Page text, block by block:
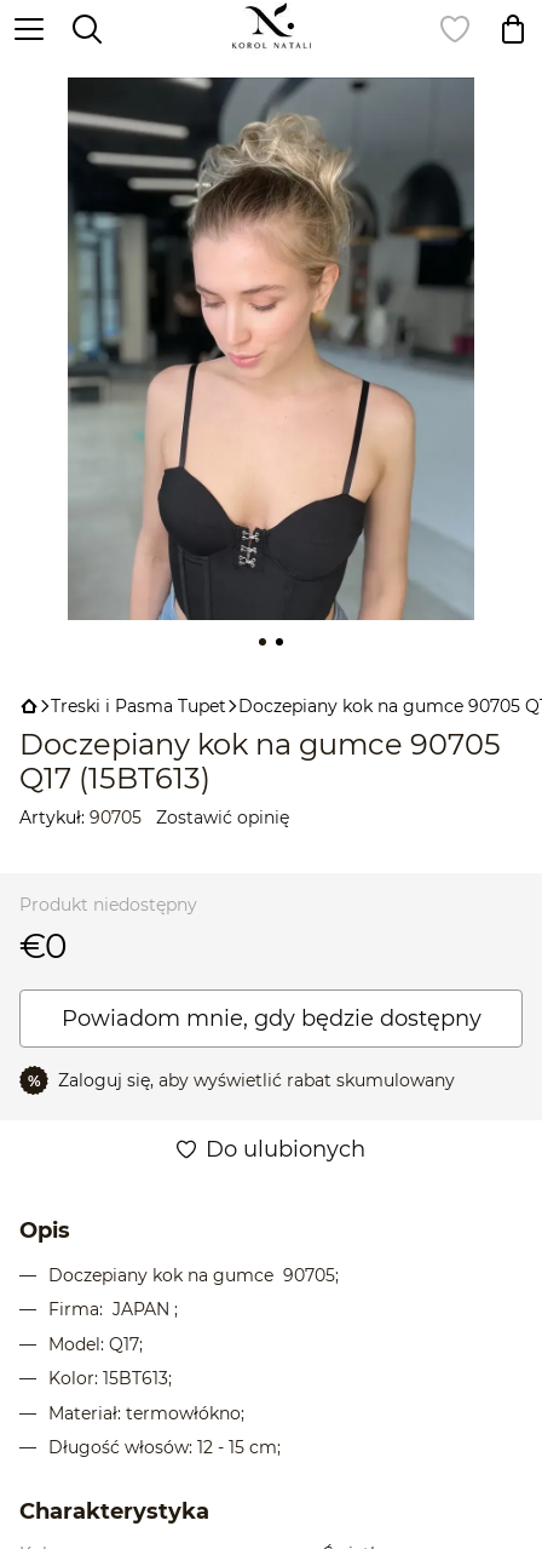
Treski і Pasma Tupet Doczepiany kok na gumce 90705
Doczepiany kok na gumce 90705
Q17 (15BT613)
Artykuł: 90705 Zostawić opinię
Produkt niedostępny
€0
Powiadom mnie, gdy będzie dostępny
% Zaloguj się, aby wyświetlić rabat skumulowany
Do ulubionych
Opis
Doczepiany kok na gumce 90705;
Firma: JAPAN ;
Model: Q17;
Kolor: 15BT613;
Materiał: termowłókno;
Długość włosów: 12 - 15 cm;
Charakterystyka